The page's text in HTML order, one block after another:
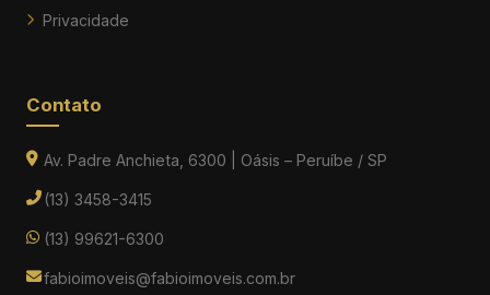
Privacidade
Contato
Av. Padre Anchieta, 6300 | Oásis – Peruíbe / SP
(13) 3458-3415
(13) 99621-6300
fabioimoveis@fabioimoveis.com.br